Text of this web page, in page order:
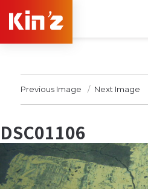
Previous Image Next Image
DSC01106